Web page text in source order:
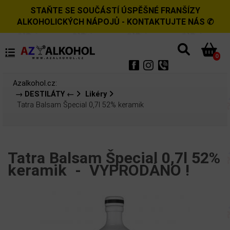
STAŇTE SE SOUČÁSTÍ ÚSPĚŠNÉ FRANŠÍZY
ALKOHOLICKÝCH NÁPOJŮ - KONTAKTUJTE NÁS ✆
0
Azalkohol.cz:
→ DESTILÁTY ←
Likéry
Tatra Balsam Špecial 0,7l 52% keramik
Tatra Balsam Špecial 0,7l 52%
keramik - VYPRODÁNO !